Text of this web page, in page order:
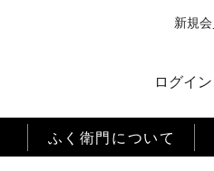
新規
ログイン
ふく衛門について